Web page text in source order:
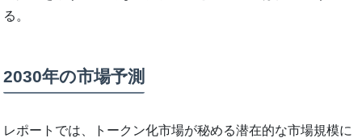
る。
2030年の市場予測
レポートでは、トークン化市場が秘める潜在的な市場規模に